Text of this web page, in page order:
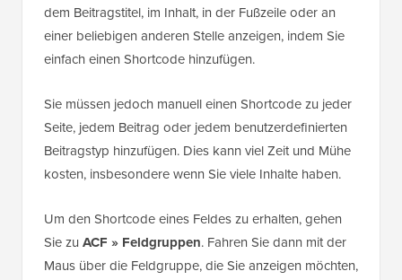
dem Beitragstitel, im Inhalt, in der Fußzeile oder an
einer beliebigen anderen Stelle anzeigen, indem Sie
einfach einen Shortcode hinzufügen.
Sie müssen jedoch manuell einen Shortcode zu jeder
Seite, jedem Beitrag oder jedem benutzerdefinierten
Beitragstyp hinzufügen. Dies kann viel Zeit und Mühe
kosten, insbesondere wenn Sie viele Inhalte haben.
Um den Shortcode eines Feldes zu erhalten, gehen
Sie zu ACF » Feldgruppen. Fahren Sie dann mit der
Maus über die Feldgruppe, die Sie anzeigen möchten,